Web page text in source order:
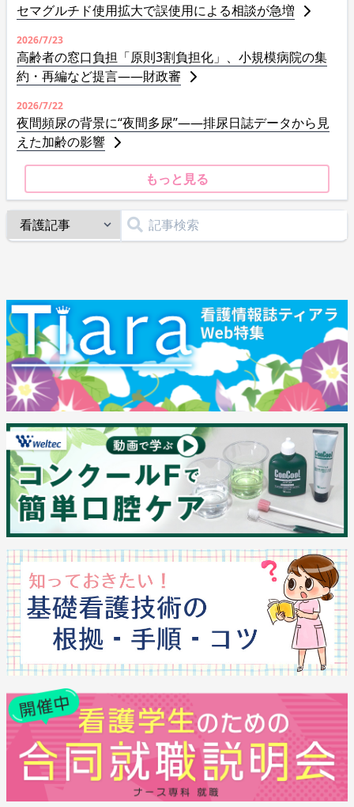
セマグルチド使用拡大で誤使用による相談が急増
2026/7/23
高齢者の窓口負担「原則3割負担化」、小規模病院の集
約・再編など提言――財政審
2026/7/22
夜間頻尿の背景に“夜間多尿”――排尿日誌データから見
えた加齢の影響
もっと見る